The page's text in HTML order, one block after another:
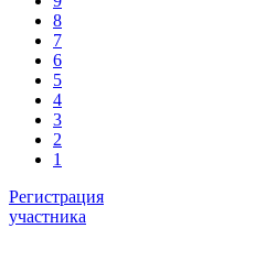
8
7
6
5
4
3
2
1
Регистрация
участника